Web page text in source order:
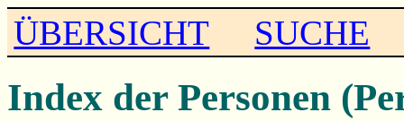
ÜBERSICHT SUCHE
Index der Personen